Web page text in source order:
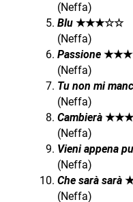
(Neffa)
Blu★★★☆☆
(Neffa)
Passione
(Neffa)
Tu non mi
(Neffa)
Cambierà
(Neffa)
Vieni appena
(Neffa)
Che sarà sarà
(Neffa)